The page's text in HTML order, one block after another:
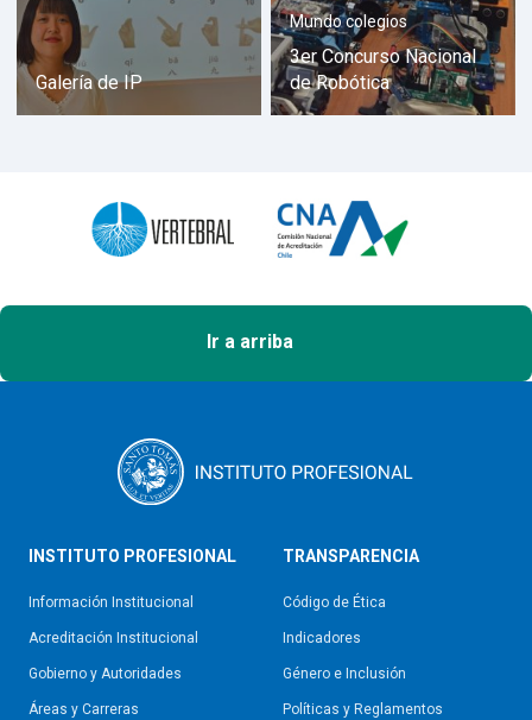
Galería de IP
Mundo colegios
3er Concurso Nacional
de Robótica
Ir a arriba
INSTITUTO PROFESIONAL
Información Institucional
Acreditación Institucional
Gobierno y Autoridades​
Áreas y Carreras
TRANSPARENCIA
Código de Ética
Indicadores
Género e Inclusión
Políticas y Reglamentos​